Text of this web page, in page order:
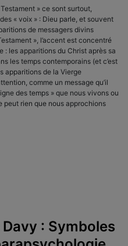
» ce sont surtout,
« voix » : Dieu parle, et souvent
de messagers divins
», l’accent est concentré
: les apparitions du Christ après sa
les temps contemporains (et c’est
apparitions de la Vierge
comme un message qu’il
des temps » que nous vivons ou
peut rien que nous approchions
: Symboles